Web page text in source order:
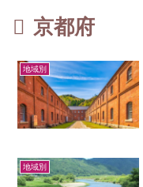
京都府
地域別
地域別